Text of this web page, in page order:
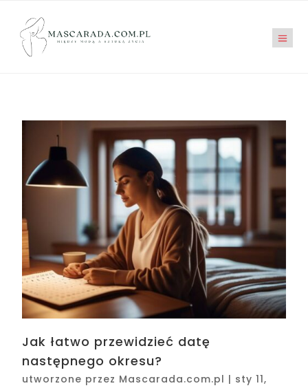
Jak łatwo przewidzieć datę
następnego okresu?
utworzone przez Mascarada.com.pl | sty 11,